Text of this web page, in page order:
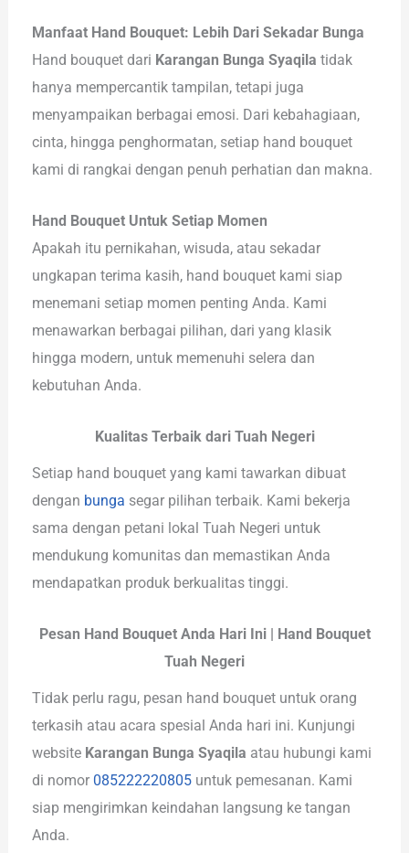
Manfaat Hand Bouquet: Lebih Dari Sekadar Bunga
Hand bouquet dari Karangan Bunga Syaqila tidak
hanya mempercantik tampilan, tetapi juga
menyampaikan berbagai emosi. Dari kebahagiaan,
cinta, hingga penghormatan, setiap hand bouquet
kami di rangkai dengan penuh perhatian dan makna.
Hand Bouquet Untuk Setiap Momen
Apakah itu pernikahan, wisuda, atau sekadar
ungkapan terima kasih, hand bouquet kami siap
menemani setiap momen penting Anda. Kami
menawarkan berbagai pilihan, dari yang klasik
hingga modern, untuk memenuhi selera dan
kebutuhan Anda.
Kualitas Terbaik dari Tuah Negeri
Setiap hand bouquet yang kami tawarkan dibuat
dengan bunga segar pilihan terbaik. Kami bekerja
sama dengan petani lokal Tuah Negeri untuk
mendukung komunitas dan memastikan Anda
mendapatkan produk berkualitas tinggi.
Pesan Hand Bouquet Anda Hari Ini | Hand Bouquet
Tuah Negeri
Tidak perlu ragu, pesan hand bouquet untuk orang
terkasih atau acara spesial Anda hari ini. Kunjungi
website Karangan Bunga Syaqila atau hubungi kami
di nomor 085222220805 untuk pemesanan. Kami
siap mengirimkan keindahan langsung ke tangan
Anda.